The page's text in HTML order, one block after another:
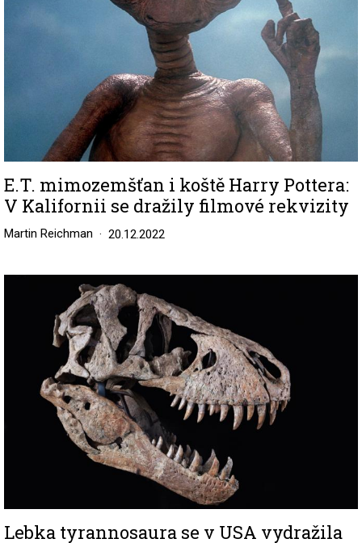
E.T. mimozemšťan i koště Harry Pottera:
V Kalifornii se dražily filmové rekvizity
Martin Reichman 20.12.2022
Lebka tyrannosaura se v USA vydražila